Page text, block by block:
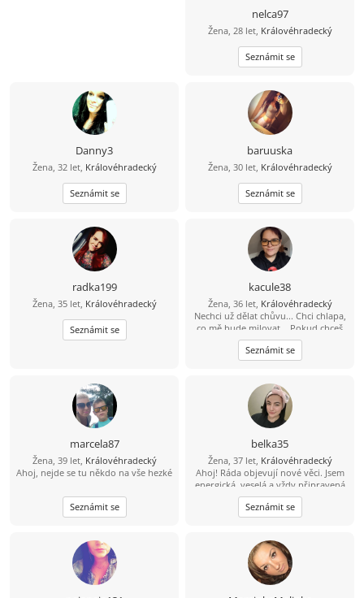
nelca97
Žena, 28 let, Královéhradecký
Seznámit se
Danny3
Žena, 32 let, Královéhradecký
Seznámit se
baruuska
Žena, 30 let, Královéhradecký
Seznámit se
radka199
Žena, 35 let, Královéhradecký
Seznámit se
kacule38
Žena, 36 let, Královéhradecký
Nechci už dělat chůvu... Chci chlapa,
co mě bude milovat... Pokud chceš
doma královnu, chovej se ke mě
jako král. Pokud se budeš chovat
jako vůl, budeš mít doma krávu,
Seznámit se
marcela87
Žena, 39 let, Královéhradecký
Ahoj, nejde se tu někdo na vše hezké
Seznámit se
belka35
Žena, 37 let, Královéhradecký
Ahoj! Ráda objevují nové věci. Jsem
energická, veselá a vždy připravená
na dobrodružství. Ve volném čase
ráda chodím do parků, čtu knihy
(zejména detektivky a
a zkouším nové recepty v kuchyni.
Cením si upřímnosti, schopnosti
smát se sama sobě a trávit čas s
zajímavými lidmi. Mám sen najít
někoho, kdo bude mým partnerem
Seznámit se